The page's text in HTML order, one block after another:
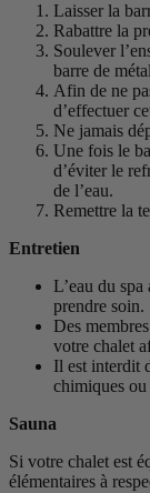
Laisser la
Rabattre la
Soulever
barre de
Afin de ne
d’effectuer
Ne jamais
Une fois le
d’éviter le
de l’eau.
Remettre la
Entretien
L’eau du
prendre soin.
Des
votre chalet
Il est interdit
chimiques ou
Sauna
Si votre chalet est
élémentaires à